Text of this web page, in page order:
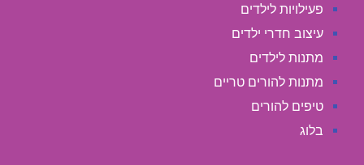
פעילויות לילדים
עיצוב חדרי ילדים
מתנות לילדים
מתנות להורים טריים
טיפים להורים
בלוג